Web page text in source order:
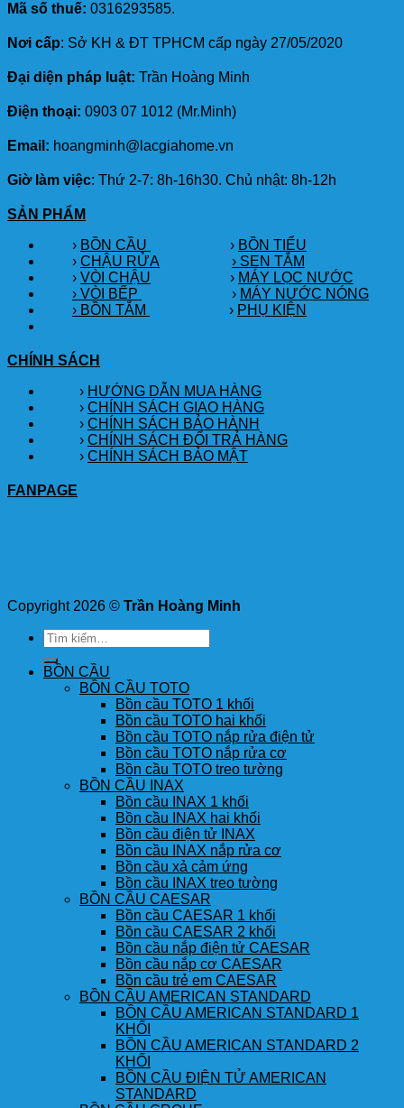
Mã số thuế: 0316293585.
Nơi cấp: Sở KH & ĐT TPHCM cấp ngày 27/05/2020
Đại diện pháp luật: Trần Hoàng Minh
Điện thoại: 0903 07 1012 (Mr.Minh)
Email: hoangminh@lacgiahome.vn
Giờ làm việc: Thứ 2-7: 8h-16h30. Chủ nhật: 8h-12h
SẢN PHẨM
› BỒN CẦU › BỒN TIỂU
› CHẬU RỬA
› SEN TẮM
› VÒI CHẬU › MÁY LỌC NƯỚC
› VÒI BẾP
› MÁY NƯỚC NÓNG
› BỒN TẮM
› PHỤ KIỆN
CHÍNH SÁCH
› HƯỚNG DẪN MUA HÀNG
› CHÍNH SÁCH GIAO HÀNG
› CHÍNH SÁCH BẢO HÀNH
› CHÍNH SÁCH ĐỔI TRẢ HÀNG
› CHÍNH SÁCH BẢO MẬT
FANPAGE
Copyright 2026 © Trần Hoàng Minh
Tìm
kiếm:
BỒN CẦU
BỒN CẦU TOTO
Bồn cầu TOTO 1 khối
Bồn cầu TOTO hai khối
Bồn cầu TOTO nắp rửa điện tử
Bồn cầu TOTO nắp rửa cơ
Bồn cầu TOTO treo tường
BỒN CẦU INAX
Bồn cầu INAX 1 khối
Bồn cầu INAX hai khối
Bồn cầu điện tử INAX
Bồn cầu INAX nắp rửa cơ
Bồn cầu xả cảm ứng
Bồn cầu INAX treo tường
BỒN CẦU CAESAR
Bồn cầu CAESAR 1 khối
Bồn cầu CAESAR 2 khối
Bồn cầu nắp điện tử CAESAR
Bồn cầu nắp cơ CAESAR
Bồn cầu trẻ em CAESAR
BỒN CẦU AMERICAN STANDARD
BỒN CẦU AMERICAN STANDARD 1
KHỐI
BỒN CẦU AMERICAN STANDARD 2
KHỐI
BỒN CẦU ĐIỆN TỬ AMERICAN
STANDARD